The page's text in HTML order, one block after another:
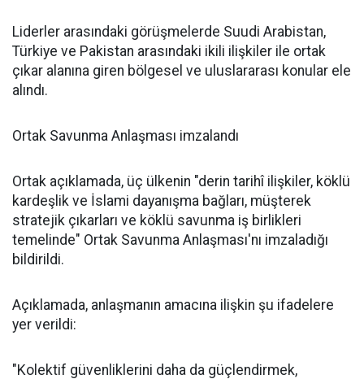
Liderler arasındaki görüşmelerde Suudi Arabistan,
Türkiye ve Pakistan arasındaki ikili ilişkiler ile ortak
çıkar alanına giren bölgesel ve uluslararası konular ele
alındı.
Ortak Savunma Anlaşması imzalandı
Ortak açıklamada, üç ülkenin "derin tarihî ilişkiler, köklü
kardeşlik ve İslami dayanışma bağları, müşterek
stratejik çıkarları ve köklü savunma iş birlikleri
temelinde" Ortak Savunma Anlaşması'nı imzaladığı
bildirildi.
Açıklamada, anlaşmanın amacına ilişkin şu ifadelere
yer verildi:
"Kolektif güvenliklerini daha da güçlendirmek,